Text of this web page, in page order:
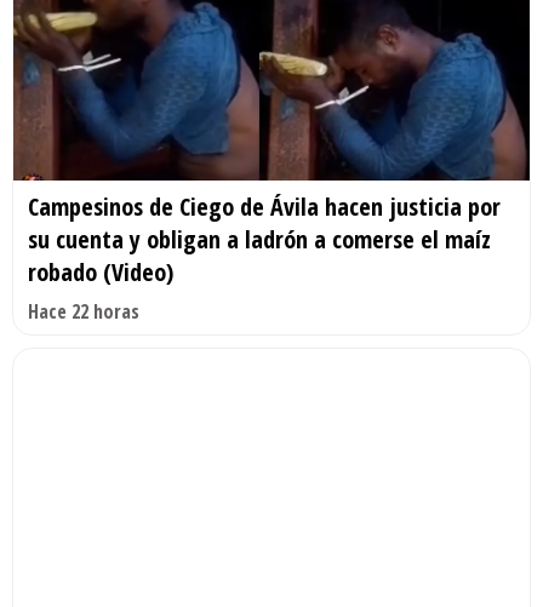
Campesinos de Ciego de Ávila hacen justicia por
su cuenta y obligan a ladrón a comerse el maíz
robado (Video)
Hace 22 horas